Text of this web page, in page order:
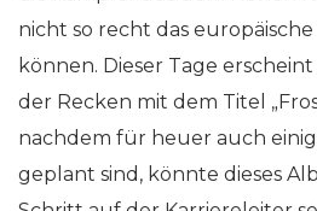
nicht so recht das
können. Dieser Tage
der Recken mit dem Titel
nachdem für heuer auch
geplant sind, könnte dieses